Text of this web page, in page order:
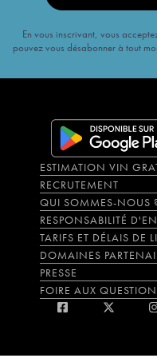
En vous inscrivant, vous
pouvez vous désabonner à tout
ESTIMATION VIN
RECRUTEMENT
QUI SOMMES-NOUS
RESPONSABILITÉ
TARIFS ET DÉLAIS DE
DOMAINES
PRESSE
FOIRE AUX